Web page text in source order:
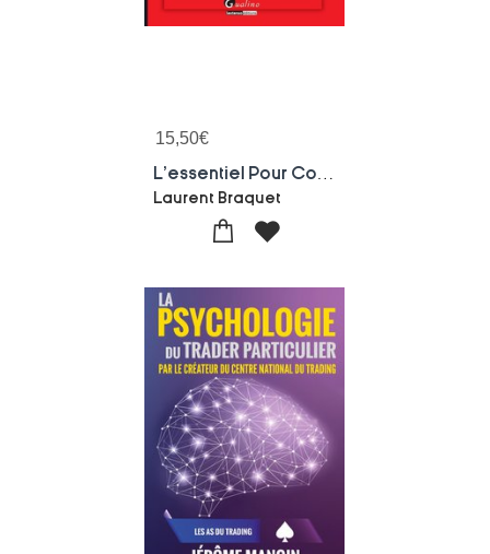
15,50€
Laurent Braquet